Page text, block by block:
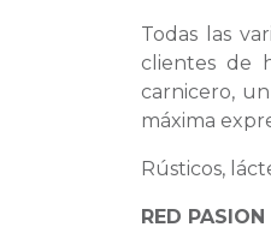
Todas las
clientes de
carnicero,
máxima
Rústicos,
RED